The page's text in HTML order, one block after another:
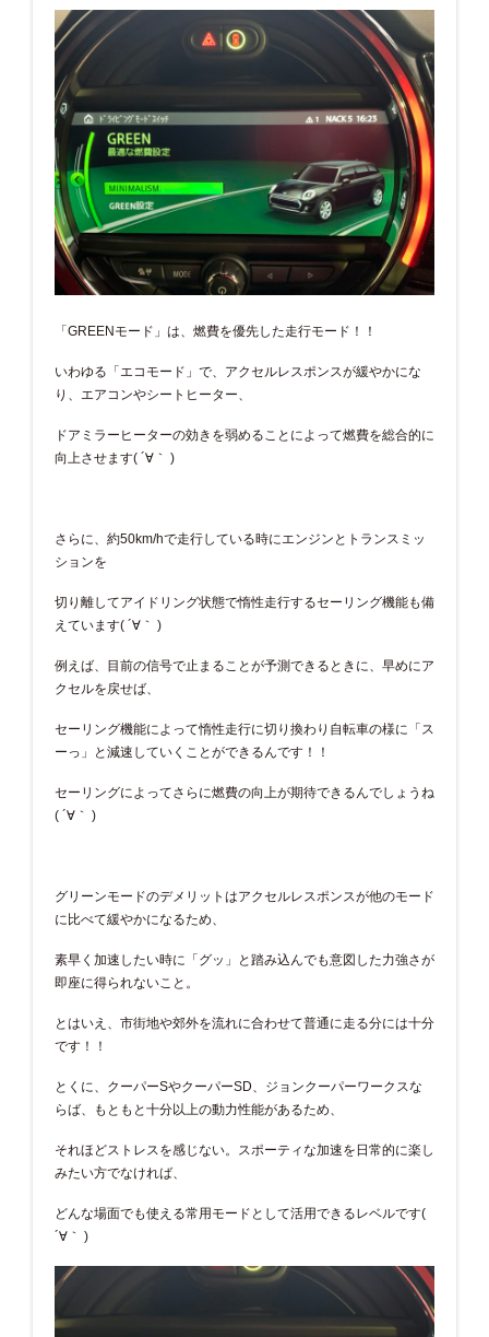
「GREENモード」は、燃費を優先した走行モード！！
いわゆる「エコモード」で、アクセルレスポンスが緩やかにな
り、エアコンやシートヒーター、
ドアミラーヒーターの効きを弱めることによって燃費を総合的に
向上させます( ´∀｀ )
さらに、約50km/hで走行している時にエンジンとトランスミッ
ションを
切り離してアイドリング状態で惰性走行するセーリング機能も備
えています( ´∀｀ )
例えば、目前の信号で止まることが予測できるときに、早めにア
クセルを戻せば、
セーリング機能によって惰性走行に切り換わり自転車の様に「ス
ーっ」と減速していくことができるんです！！
セーリングによってさらに燃費の向上が期待できるんでしょうね
( ´∀｀ )
グリーンモードのデメリットはアクセルレスポンスが他のモード
に比べて緩やかになるため、
素早く加速したい時に「グッ」と踏み込んでも意図した力強さが
即座に得られないこと。
とはいえ、市街地や郊外を流れに合わせて普通に走る分には十分
です！！
とくに、クーパーSやクーパーSD、ジョンクーパーワークスな
らば、もともと十分以上の動力性能があるため、
それほどストレスを感じない。スポーティな加速を日常的に楽し
みたい方でなければ、
どんな場面でも使える常用モードとして活用できるレベルです(
´∀｀ )